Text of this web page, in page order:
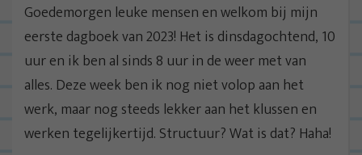
Goedemorgen leuke mensen en welkom bij mijn
eerste dagboek van 2023! Het is dinsdagochtend, 10
uur en ik ben al sinds 8 uur in de weer met van
alles. Deze week ben ik nog niet volop aan het
werk, maar nog steeds lekker aan het klussen en
werken tegelijkertijd. Structuur? Wat is dat? Haha!